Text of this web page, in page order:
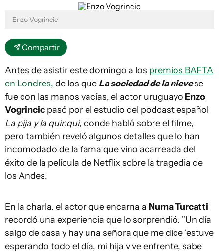
Enzo Vogrincic
Compartir
Antes de asistir este domingo a los premios BAFTA
en Londres, de los que La sociedad de la nievese
fue con las manos vacías, el actor uruguayo Enzo
Vogrincic pasó por el estudio del podcast español
La pija y la quinqui, donde habló sobre el filme,
pero también reveló algunos detalles que lo han
incomodado de la fama que vino acarreada del
éxito de la película de Netflix sobre la tragedia de
los Andes.
En la charla, el actor que encarna a Numa Turcatti
recordó una experiencia que lo sorprendió. "Un día
salgo de casa y hay una señora que me dice 'estuve
esperando todo el día, mi hija vive enfrente, sabe